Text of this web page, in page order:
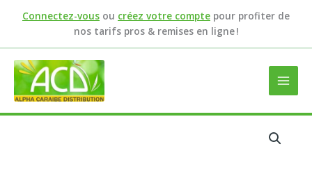
Connectez-vous ou créez votre compte pour profiter de
nos tarifs pros & remises en ligne !